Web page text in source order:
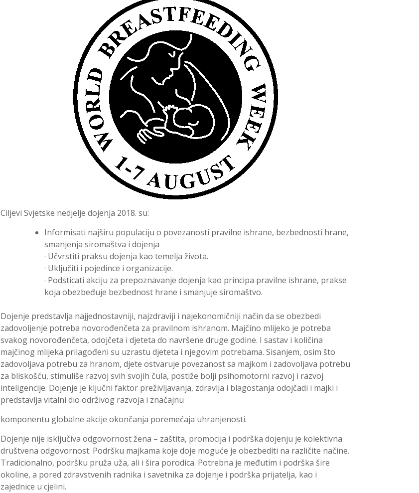
Ciljevi Svjetske nedjelje dojenja 2018. su:
Informisati najširu populaciju o povezanosti pravilne ishrane, bezbednosti hrane,
smanjenja siromaštva i dojenja
· Učvrstiti praksu dojenja kao temelja života.
· Uključiti i pojedince i organizacije.
· Podsticati akciju za prepoznavanje dojenja kao principa pravilne ishrane, prakse
koja obezbeđuje bezbednost hrane i smanjuje siromaštvo.
Dojenje predstavlja najjednostavniji, najzdraviji i najekonomičniji način da se obezbedi
zadovoljenje potreba novorođenčeta za pravilnom ishranom. Majčino mlijeko je potreba
svakog novorođenčeta, odojčeta i djeteta do navršene druge godine. I sastav i količina
majčinog mlijeka prilagođeni su uzrastu djeteta i njegovim potrebama. Sisanjem, osim što
zadovoljava potrebu za hranom, djete ostvaruje povezanost sa majkom i zadovoljava potrebu
za bliskošću, stimuliše razvoj svih svojih čula, postiže bolji psihomotorni razvoj i razvoj
inteligencije. Dojenje je ključni faktor preživljavanja, zdravlja i blagostanja odojčadi i majki i
predstavlja vitalni dio održivog razvoja i značajnu
komponentu globalne akcije okončanja poremećaja uhranjenosti.
Dojenje nije isključiva odgovornost žena – zaštita, promocija i podrška dojenju je kolektivna
društvena odgovornost. Podršku majkama koje doje moguće je obezbediti na različite načine.
Tradicionalno, podršku pruža uža, ali i šira porodica. Potrebna je međutim i podrška šire
okoline, a pored zdravstvenih radnika i savetnika za dojenje i podrška prijatelja, kao i
zajednice u cjelini.